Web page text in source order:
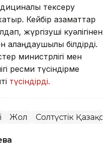
тексеру
Кейбір азаматтар
жүргізуші куәлігінен
білдірді.
министрлігі мен
ресми түсіндірме
түсіндірді.
Жол Солтүстік